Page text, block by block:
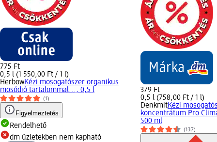
775 Ft
0,5 l (1 550,00 Ft / 1 l)
HerbowKézi mosogatószer organikus
mosódió tartalommal..., 0,5 l
(1)
Figyelmeztetés
Rendelhető
dm üzletekben nem kapható
379 Ft
0,5 l (758,00 Ft / 1 l)
DenkmitKézi
koncentrátum Pro
500 ml
(137)